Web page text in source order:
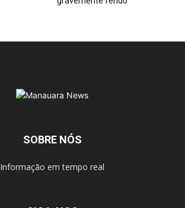
SOBRE NÓS
Informação em tempo real